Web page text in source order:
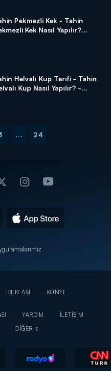
Pekmezli Kek - Tahin
Kek Nasıl Yapılır?
Helvalı Kup Tarifi - Tahin
Kup Nasıl Yapılır? -
... 24
REKLAM
KÜNYE
YARDIM
İLETİŞİM
DİĞER